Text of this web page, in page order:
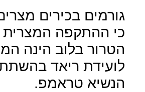
גורמים בכירים
כי ההתקפה המצרית
הטרור בלוב הינה
לועידת ריאד
הנשיא טראמפ.